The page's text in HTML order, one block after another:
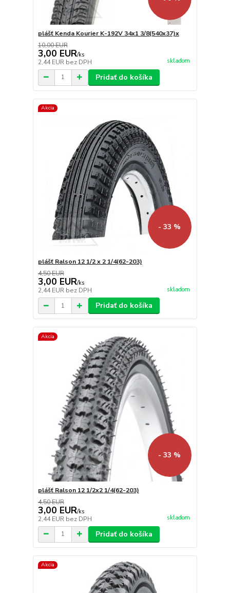
plášť Kenda Kourier K-192V 34x1 3/8(540x37)x
10,00 EUR
3,00 EUR/ks
2,44 EUR bez DPH skladom
Pridať do košíka
Akcia
- 33 %
plášť Ralson 12 1/2 x 2 1/4(62-203)
4,50 EUR
3,00 EUR/ks
2,44 EUR bez DPH skladom
Pridať do košíka
Akcia
- 33 %
plášť Ralson 12 1/2x2 1/4(62-203)
4,50 EUR
3,00 EUR/ks
2,44 EUR bez DPH skladom
Pridať do košíka
Akcia